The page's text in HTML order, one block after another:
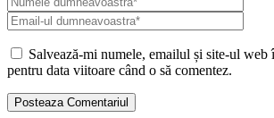
Salvează-mi numele, emailul și site-ul web
pentru data viitoare când o să comentez.